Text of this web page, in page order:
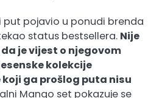
put pojavio u ponudi brenda
status bestsellera. Nije
je vijest o njegovom
kolekcije
ga prošlog puta nisu
Mango set pokazuje se